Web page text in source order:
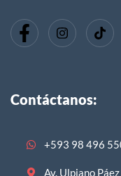
Contáctanos:
+593 98 496
Av. Ulpiano